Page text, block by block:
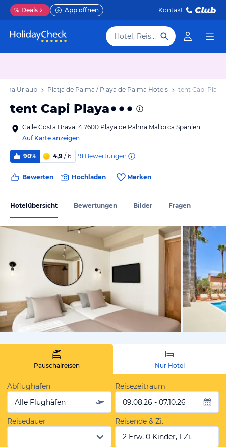
% Deals App öffnen Kontakt
Hotel, Reiseziel
Urlaub Platja de Palma / Playa de Palma Hotels tent Capi Playa
tent Capi Playa
Calle Costa Brava, 4 7600 Playa de Palma Mallorca Spanien
Auf Karte anzeigen
90% 4,9 / 6 91 Bewertungen
Bewerten Hochladen Merken
Hotelübersicht Bewertungen Bilder Fragen
Pauschalreisen Nur Hotel
Abflughafen
Alle Flughäfen
Reisezeitraum
09.08.26 - 07.10.26
Reisedauer
Reisende & Zi.
2 Erw, 0 Kinder, 1 Zi.